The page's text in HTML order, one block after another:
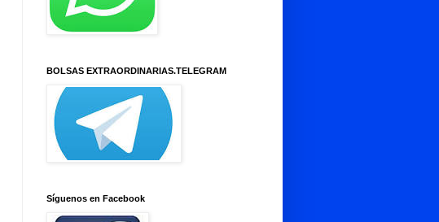
BOLSAS EXTRAORDINARIAS.TELEGRAM
Síguenos en Facebook